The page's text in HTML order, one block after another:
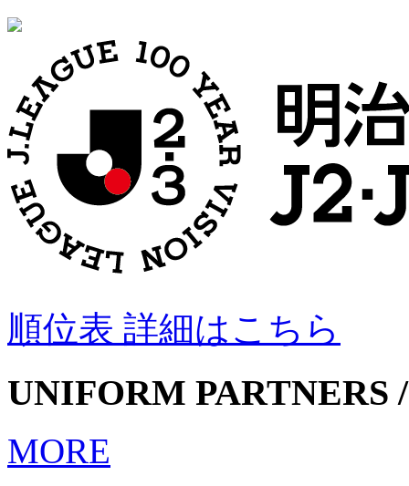
順位表 詳細はこちら
UNIFORM PARTNERS
MORE